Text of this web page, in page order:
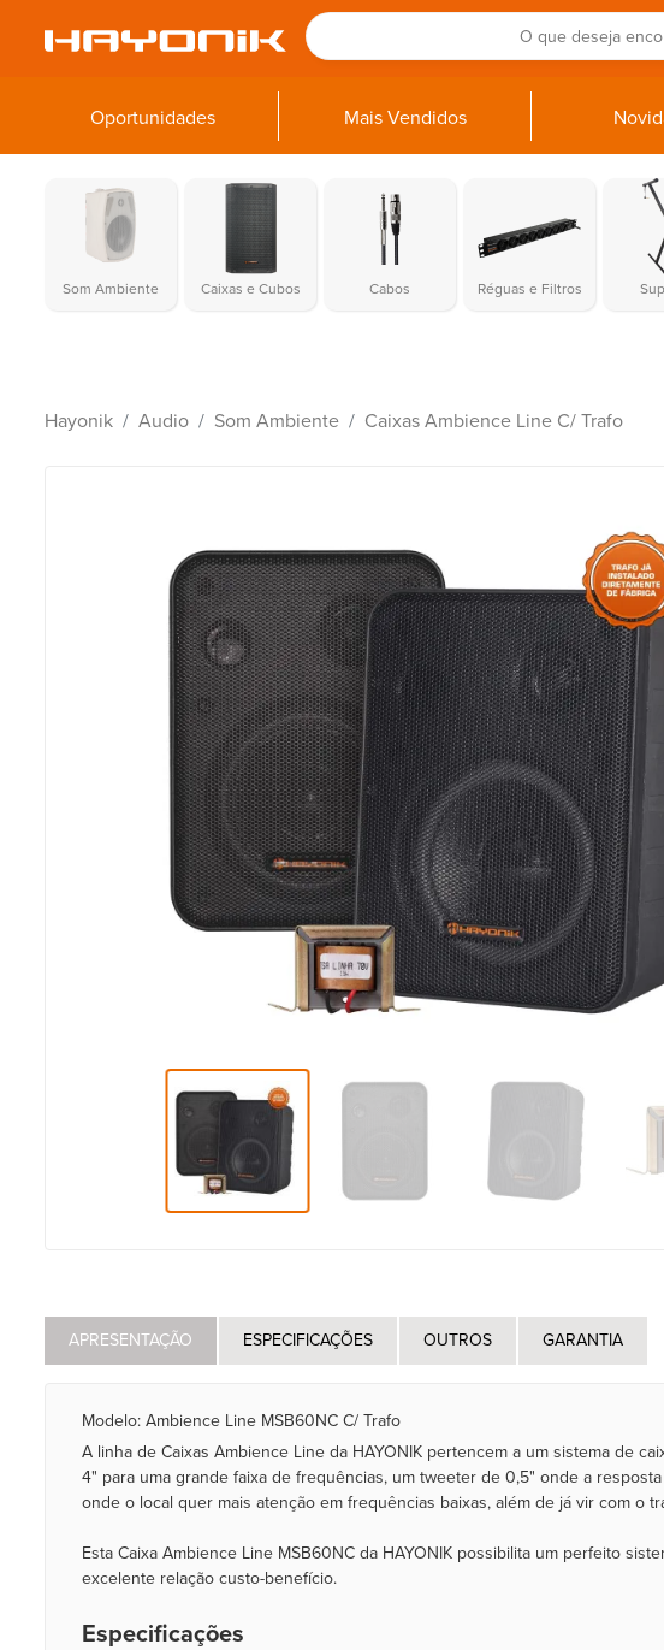
Oportunidades Mais Vendidos
Som Ambiente Caixas e Cubos Cabos Réguas e Filtros
Hayonik Audio Som Ambiente Caixas Ambience Line C/ Trafo
APRESENTAÇÃO ESPECIFICAÇÕES OUTROS GARANTIA
Modelo: Ambience Line MSB60NC C/ Trafo
A linha de Caixas Ambience Line da HAYONIK pertencem a um sistema de
4" para uma grande faixa de frequências, um tweeter de 0,5" onde a
onde o local quer mais atenção em frequências baixas, além de já vir com o
Esta Caixa Ambience Line MSB60NC da HAYONIK possibilita um perfeito
excelente relação custo-benefício.
Especificações